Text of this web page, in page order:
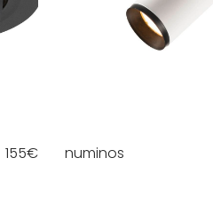
155€ numinos